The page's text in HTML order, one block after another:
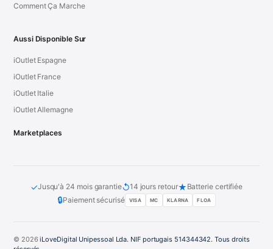
Comment Ça Marche
Aussi Disponible Sur
iOutlet Espagne
iOutlet France
iOutlet Italie
iOutlet Allemagne
Marketplaces
✓Jusqu'à 24 mois garantie↺14 jours retour★ Batterie certifiée
🔒Paiement sécurisé VISA MC KLARNA FLOA
© 2026iLoveDigital Unipessoal Lda. NIF portugais 514344342. Tous droits